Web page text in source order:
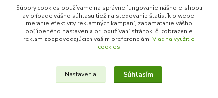
Kontakty
0911 502 504
(Po-Pia, 8-16 hod.)
Súbory cookies používame na správne fungovanie nášho e-shopu
av prípade vášho súhlasu tiež na sledovanie štatistík o webe,
meranie efektivity reklamných kampaní, zapamätanie vášho
obľúbeného nastavenia pri používaní stránok, či zobrazenie
reklám zodpovedajúcich vašim preferenciám. Viac na využitie
cookies
Nastavenia Súhlasím